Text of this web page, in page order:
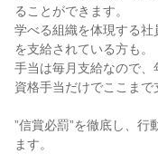
ることができます。
学べる組織を体現する
を支給されている方も。
手当は毎月支給なので、
資格手当だけでここまで
”信賞必罰”を徹底し、
ます。